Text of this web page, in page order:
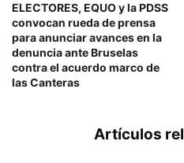
ELECTORES, EQUO y la PDSS
convocan rueda de prensa
para anunciar avances en la
denuncia ante Bruselas
contra el acuerdo marco de
las Canteras
Artículos